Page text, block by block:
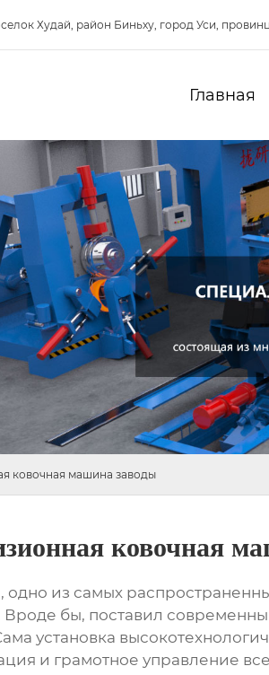
Худай, район Биньху, город Уси,
Главная
ковочная машина заводы
ковочная
из самых
Вроде бы, поставил
установка
и грамотное управление